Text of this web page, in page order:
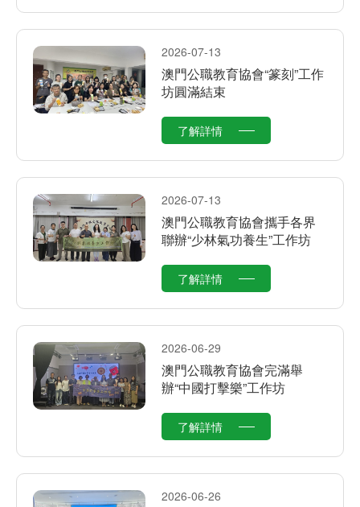
2026-07-13
澳門公職教育協會“篆刻”工作
坊圓滿結束
了解詳情
2026-07-13
澳門公職教育協會攜手各界
聯辦“少林氣功養生”工作坊
了解詳情
2026-06-29
澳門公職教育協會完滿舉
辦“中國打擊樂”工作坊
了解詳情
2026-06-26